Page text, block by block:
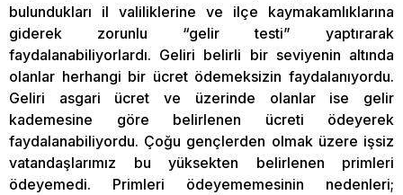
bulundukları il valiliklerine ve ilçe kaymakamlıklarına
giderek zorunlu “gelir testi” yaptırarak
faydalanabiliyorlardı. Geliri belirli bir seviyenin altında
olanlar herhangi bir ücret ödemeksizin faydalanıyordu.
Geliri asgari ücret ve üzerinde olanlar ise gelir
kademesine göre belirlenen ücreti ödeyerek
faydalanabiliyordu. Çoğu gençlerden olmak üzere işsiz
vatandaşlarımız bu yüksekten belirlenen primleri
ödeyemedi. Primleri ödeyememesinin nedenleri;